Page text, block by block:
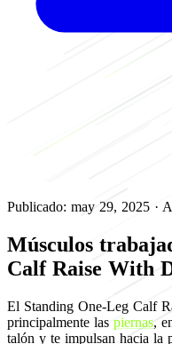
Publicado: may 29, 2025 ·
Músculos
Calf Raise With
El Standing One-Leg Calf
principalmente las piernas,
talón y te impulsan hacia la